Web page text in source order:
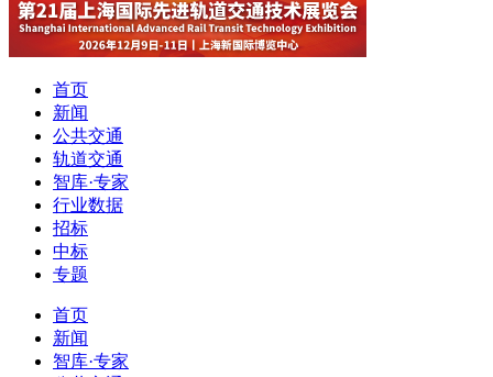
首页
新闻
公共交通
轨道交通
智库·专家
行业数据
招标
中标
专题
首页
新闻
智库·专家